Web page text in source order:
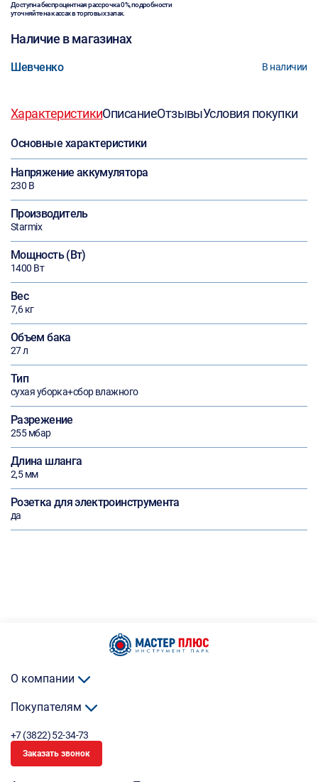
Доступна беспроцентная рассрочка 0%, подробности
уточняйте на кассах в торговых залах.
Наличие в магазинах
Шевченко В наличии
ХарактеристикиОписаниеОтзывыУсловия покупки
Основные характеристики
Напряжение аккумулятора
230 В
Производитель
Starmix
Мощность (Вт)
1400 Вт
Вес
7,6 кг
Объем бака
27 л
Тип
сухая уборка+сбор влажного
Разрежение
255 мбар
Длина шланга
2,5 мм
Розетка для электроинструмента
да
О компании
Покупателям
+7 (3822) 52-34-73
Заказать звонок